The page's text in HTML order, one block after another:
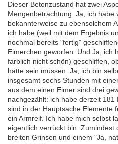
Dieser Betonzustand hat zwei
Mengenbetrachtung. Ja, ich habe
bekannterweise zu ebensolchem
ich habe (weil mit dem Ergebnis
nochmal bereits "fertig"
Eimerchen geworfen. Und Ja, ich
farblich nicht schön) geschliffen,
hätte sein müssen. Ja, ich bin
insgesamt sechs Stunden mit
aus dem einen Eimer sind drei
nachgezählt: ich habe derzeit 181
sind in der Hauptsache Elemente
ein Armreif. Ich habe mich selbst
eigentlich verrückt bin. Zumindest
breiten Grinsen und einem "Ja,